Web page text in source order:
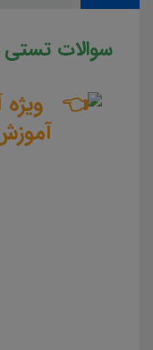
سوالات تستی